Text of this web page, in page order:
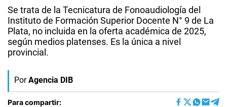
Se trata de la Tecnicatura de Fonoaudiología del
Instituto de Formación Superior Docente N° 9 de La
Plata, no incluida en la oferta académica de 2025,
según medios platenses. Es la única a nivel
provincial.
Por Agencia DIB
Para compartir: